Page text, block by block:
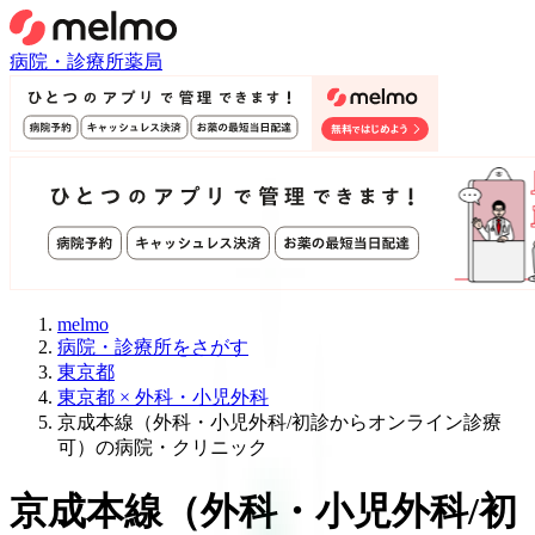
病院・診療所薬局
melmo
病院・診療所をさがす
東京都
東京都 × 外科・小児外科
京成本線（外科・小児外科/初診からオンライン診療
可）の病院・クリニック
京成本線（外科・小児外科/初